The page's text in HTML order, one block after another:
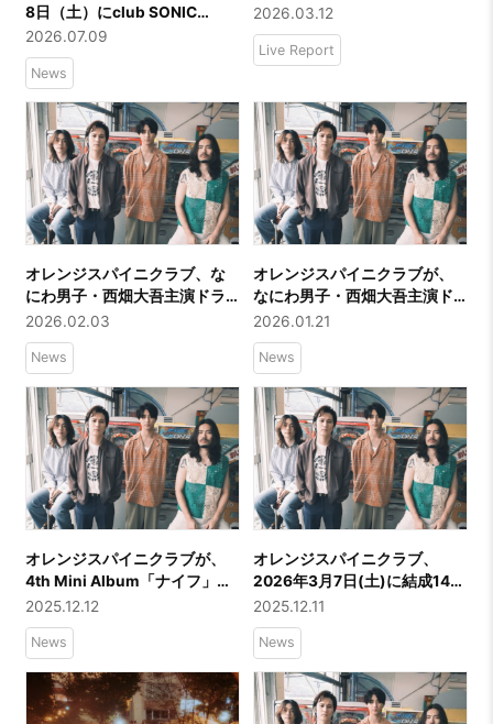
8日（土）にclub SONIC
iwaki にて「オレンジスパイニ
クラブ presents スペシャルワ
ンマンライブ『パイ
ン vol.11』」開催決定！
2026.07.09
News
「ザ・ベスト20 Vol.3」@バナ
ナホール
2026.03.12
Live Report
オレンジスパイニクラブ、な
にわ男子・西畑大吾主演ドラ
マ「マトリと狂犬」オープニ
ング主題歌『blur』Music
Video公開！ドラマの監督を務
めた品川ヒロシ氏がMusic
Videoも担当！“曖昧”が滲む怪
しげな世界感を表現した映像
が完成！
2026.02.03
News
オレンジスパイニクラブが、
なにわ男子・西畑大吾主演ド
ラマ「マトリと狂犬」オープ
ニング主題歌『blur』の配信
リリースを発表。ジャケット
公開に加え、
FM802「UPBEAT!」でのフル
尺初OA、TikTok先行配信と事
前予約もスタート。
2026.01.21
News
オレンジスパイニクラブが、
4th Mini Album「ナイフ」初
回限定盤収録のTheドーテーズ
再録「夏服」7曲を配信。中澤
太監督による『エロティッ
ク』MVも公開。さらに、全国
6ヶ所のワンマンツアー 「ふた
りで聴いた唄をまたうたう
2025.12.12
News
オレンジスパイニクラブ、
2026年3月7日(土)に結成14周
年を記念したライブ「ザ・ベ
スト20 Vol.3」を大阪・バナナ
ホールにて開催決定！
2025.12.11
News